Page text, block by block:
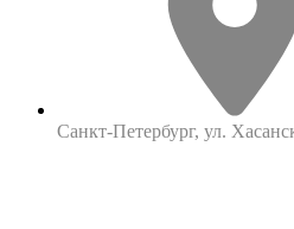
Санкт-Петербург, ул.